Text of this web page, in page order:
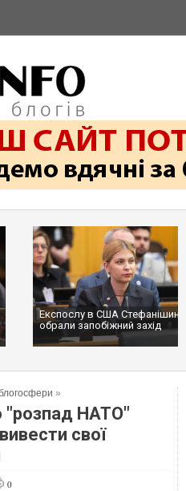
Експослу в США
обрали запобіжний захід
»
"розпад НАТО"
свої
0